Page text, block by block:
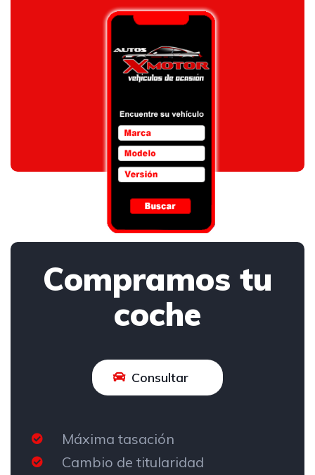
Compramos tu
coche
Consultar
Máxima tasación
Cambio de titularidad